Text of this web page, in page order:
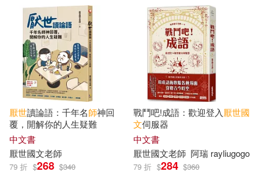
電子書 (可複選)
適合手機平板閱讀(5)
適合平板閱讀(1)
其他 (可複選)
厭世讀論語：千年名師神回
覆，開解你的人生疑難
中文書
厭世國文老師
79 折 $268 $340
戰鬥吧!成語：歡迎登入厭世國
文伺服器
中文書
厭世國文老師 阿瑞 rayliugogo
79 折 $284 $360